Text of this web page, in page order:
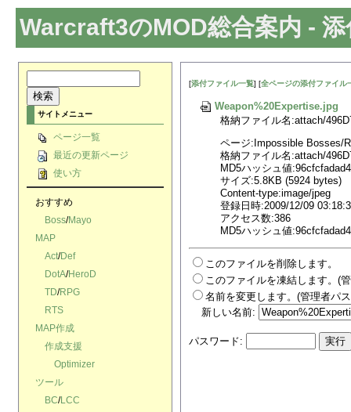
Warcraft3のMOD総合案内 -
サイトメニュー
ページ一覧
最近の更新ページ
使い方
おすすめ
Boss/Mayo
MAP
Act/Def
DotA/HeroD
TD/RPG
RTS
MAP作成
作成支援
Optimizer
ツール
BC/LCC
[添付ファイル一覧] [全ページの添付ファイル
Weapon%20Expertise.jpg
格納ファイル名:attach/
ページ:Impossible Bosses/
格納ファイル名:attach/
MD5ハッシュ値
サイズ:5.8KB (5924 bytes)
Content-type:image/jpeg
登録日時:2009/12/09
アクセス数:386
MD5ハッシュ値
このファイルを削除します。
このファイルを凍結します。(
名前を変更します。(管理者パ
新しい名前:
パスワード: